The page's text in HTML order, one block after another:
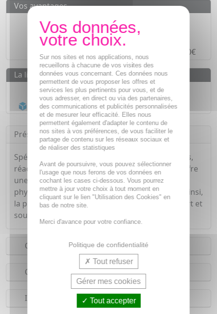
Vos avantages
Des prix
IMBATTABLES
Paiement en ligneSÉCURISÉ
Paiement en
4 fois sans frais à partir de 30€
La livraison
Livraison gratuite dès55€
Acheminement Chronoposten 24h*
Présentation
Spécialement formulée pour les peaux sensibles,
réactives et sujettes aux flushes, cette crème offre
une action hydratante instantanée (grâce aux
phytobioactifs), assouplissante et protectrice. Ainsi,
la peau est apaisée, hydratée et retrouve confort et
souplesse.
Conseils d'utilisation
Composition
Indications
Sur nos sites et nos applications, nous
recueillons à chacune de vos visites des
données vous concernant. Ces données nous
permettent de vous proposer les offres et
services les plus pertinents pour vous, et de
vous adresser, en direct ou via des partenaires,
des communications et publicités personnalisées
et de mesurer leur efficacité. Elles nous
permettent également d'adapter le contenu de
nos sites à vos préférences, de vous faciliter le
partage de contenu sur les réseaux sociaux et
de réaliser des statistiques
Avant de poursuivre, vous pouvez sélectionner
l'usage que nous ferons de vos données en
cochant les cases ci-dessous. Vous pourrez
mettre à jour votre choix à tout moment en
cliquant sur le lien "Utilisation des Cookies" en
bas de notre site.
Merci d'avance pour votre confiance.
Politique de confidentialité
Tout refuser
Gérer mes cookies
Tout accepter